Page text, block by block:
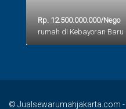
Rp. 12.500.000.000/Nego
rumah di Kebayoran Baru
© Jualsewarumahjakarta.com -